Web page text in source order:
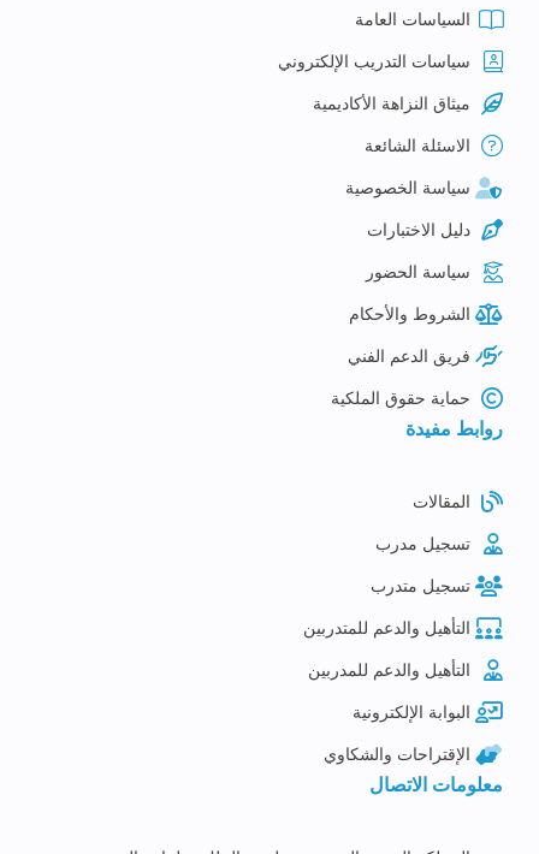
السياسات العامة
سياسات التدريب الإلكتروني
ميثاق النزاهة الأكاديمية
الاسئلة الشائعة
سياسة الخصوصية
دليل الاختبارات
سياسة الحضور
الشروط والأحكام
فريق الدعم الفني
حماية حقوق الملكية
روابط مفيدة
المقالات
تسجيل مدرب
تسجيل متدرب
التأهيل والدعم للمتدربين
التأهيل والدعم للمدربين
البوابة الإلكترونية
الإقتراحات والشكاوي
معلومات الاتصال